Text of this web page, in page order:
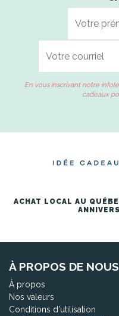
En vous inscrivant notre
cadeaux
ACHAT LOCAL AU
À PROPOS DE NOUS
À propos
Nos valeurs
Conditions d'utilisation